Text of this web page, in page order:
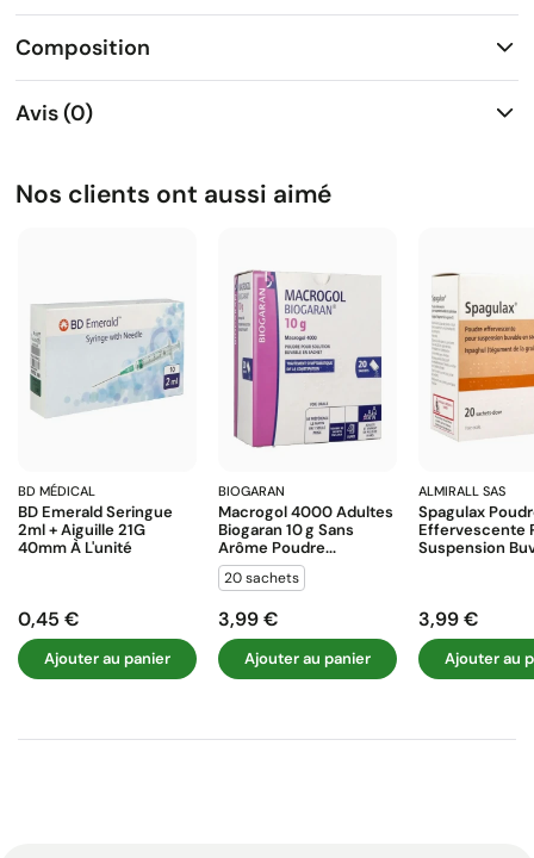
Composition
Avis (0)
Nos clients ont aussi aimé
BD MÉDICAL
BD Emerald Seringue
2ml + Aiguille 21G
40mm À L'unité
Prix
0,45 €
Ajouter au panier
BIOGARAN
Macrogol 4000 Adultes
Biogaran 10 G Sans
Arôme Poudre...
20 sachets
Prix
3,99 €
Ajouter au panier
ALMIRALL SAS
Spagulax
Effervescente
Suspension
Prix
3,99 €
Ajouter au